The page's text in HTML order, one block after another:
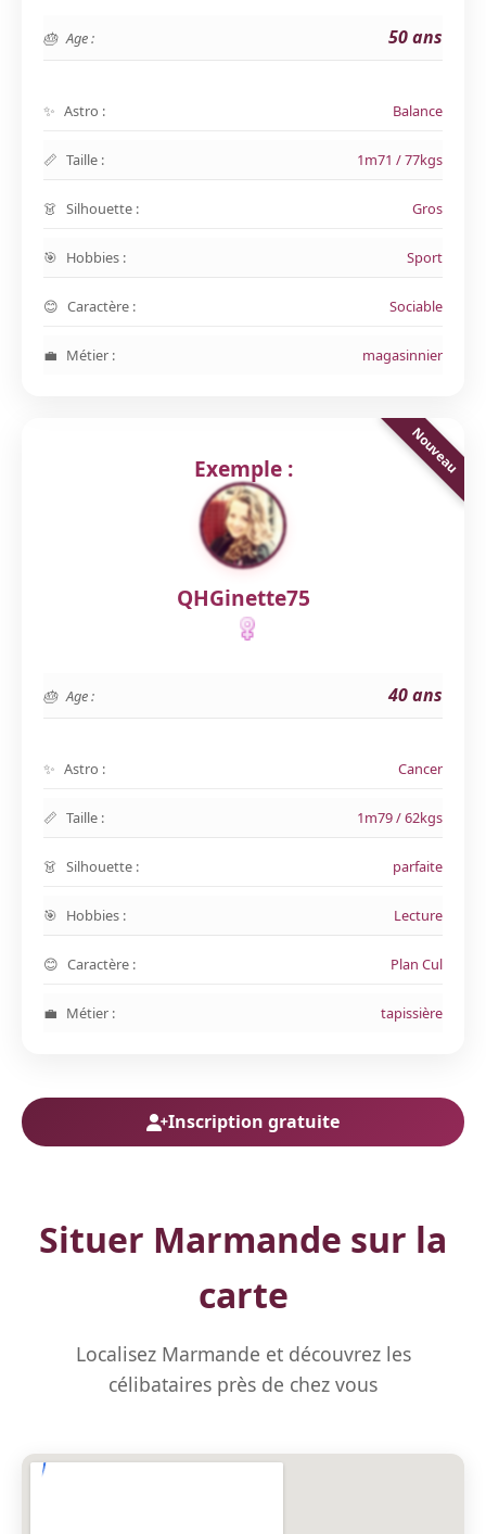
Age : 50 ans
Astro : Balance
Taille : 1m71 / 77kgs
Silhouette : Gros
Hobbies : Sport
Caractère : Sociable
Métier : magasinnier
Exemple :
QHGinette75
Age : 40 ans
Astro : Cancer
Taille : 1m79 / 62kgs
Silhouette : parfaite
Hobbies : Lecture
Caractère : Plan Cul
Métier : tapissière
Inscription gratuite
Situer Marmande sur la
carte
Localisez Marmande et découvrez les
célibataires près de chez vous